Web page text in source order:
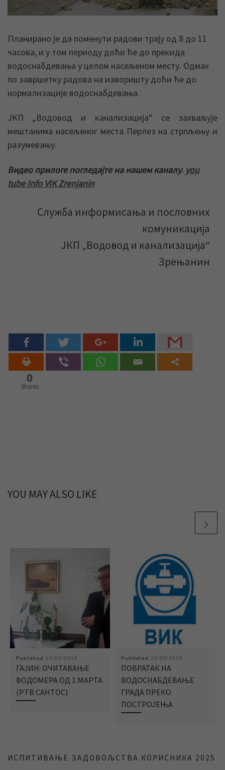
Планирано је да поменути радови трају од 8 до 11
часова, и у том периоду доћи ће до прекида
водоснабдевања у целом насељеном месту. Одмах
по завршетку радова на изворишту доћи ће до
нормализације водоснабдевања.
ЈКП „Водовод и канализација“ се захваљује
мештанима насељеног места Перлез на стрпљењу и
разумевању.
Видео прилоге погледајте на нашем каналу: you
tube Info VIK Zrenjanin
Служба информисања и пословних
комуникација
ЈКП „Водовод и канализација“
Зрењанин
0
Shares
YOU MAY ALSO LIKE
Published 07/03/2016
ГАЈИН: ОЧИТАВАЊЕ
ВОДОМЕРА ОД 1.МАРТА
(РТВ САНТОС)
Published 25/06/2020
ПОВРАТАК НА
ВОДОСНАБДЕВАЊE
ГРАДА ПРЕКО
ПОСТРОЈЕЊА
ИСПИТИВАЊЕ ЗАДОВОЉСТВА КОРИСНИКА 2025